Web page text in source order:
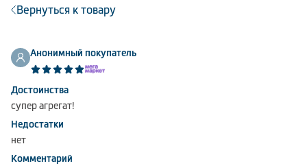
Посудомоечные машины
Плиты
Малая бытовая техника
Вернуться к товару
Анонимный покупатель
Достоинства
супер агрегат!
Недостатки
нет
Комментарий